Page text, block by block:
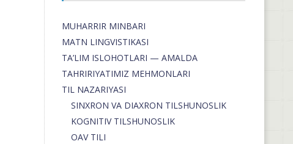
MUHARRIR MINBARI
MATN LINGVISTIKASI
TA’LIM ISLOHOTLARI — AMALDA
TAHRIRIYATIMIZ MEHMONLARI
TIL NAZARIYASI
SINXRON VA DIAXRON TILSHUNOSLIK
KOGNITIV TILSHUNOSLIK
OAV TILI